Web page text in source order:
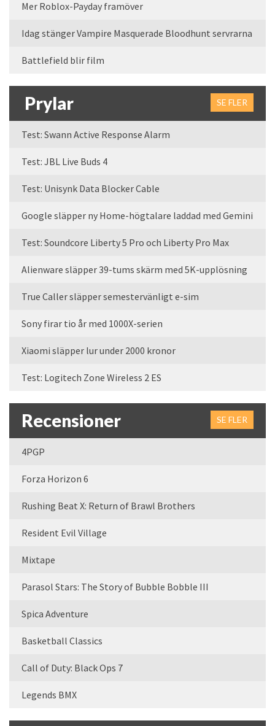
Mer Roblox-Payday framöver
Idag stänger Vampire Masquerade Bloodhunt servrarna
Battlefield blir film
Prylar SE FLER
Test: Swann Active Response Alarm
Test: JBL Live Buds 4
Test: Unisynk Data Blocker Cable
Google släpper ny Home-högtalare laddad med Gemini
Test: Soundcore Liberty 5 Pro och Liberty Pro Max
Alienware släpper 39-tums skärm med 5K-upplösning
True Caller släpper semestervänligt e-sim
Sony firar tio år med 1000X-serien
Xiaomi släpper lur under 2000 kronor
Test: Logitech Zone Wireless 2 ES
Recensioner SE FLER
4PGP
Forza Horizon 6
Rushing Beat X: Return of Brawl Brothers
Resident Evil Village
Mixtape
Parasol Stars: The Story of Bubble Bobble III
Spica Adventure
Basketball Classics
Call of Duty: Black Ops 7
Legends BMX